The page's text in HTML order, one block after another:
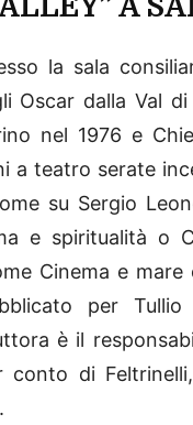
A
la sala
Oscar dalla Val
nel 1976 e
a teatro serate
su Sergio
e spiritualità o
Cinema e
per Tullio
è il
conto di